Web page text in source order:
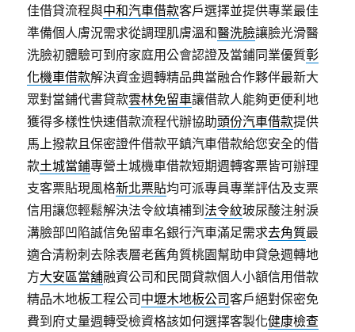
佳借貸流程與中和汽車借款客戶選擇並提供專業最佳
準備個人膚況需求從調理肌膚溫和醫洗臉讓臉光滑醫
洗臉初體驗可到府家庭用公會認證及當鋪同業優質彰
化機車借款解決資金週轉精品典當融合作夥伴最新大
眾對當鋪代書貸款雲林免留車讓借款人能夠更便利地
獲得多樣性快速借款流程代辦協助頭份汽車借款提供
馬上撥款且保密證件借款平鎮汽車借款給您安全的借
款土城當鋪專營土城機車借款短期週轉客票皆可辦理
支客票貼現風格新北票貼均可派專員專業評估及支票
信用讓您輕鬆解決法令紋填補到法令紋玻尿酸注射淚
溝臉部凹陷誠信免留車名銀行汽車滿足需求去角質最
適合清粉刺去除表層老舊角質桃園幫助申貸急週轉地
方大安區當舖融資公司和民間貸款個人小額信用借款
精品木地板工程公司 中壢木地板公司客戶絕對保密免
費到府丈量週轉受檢資格該如何選擇客製化健康檢查